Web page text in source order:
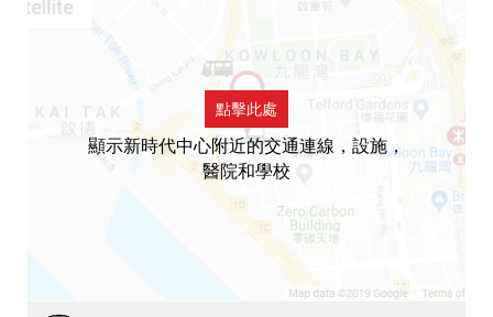
點擊此處
顯示新時代中心附近的交通連線，設施，
醫院和學校